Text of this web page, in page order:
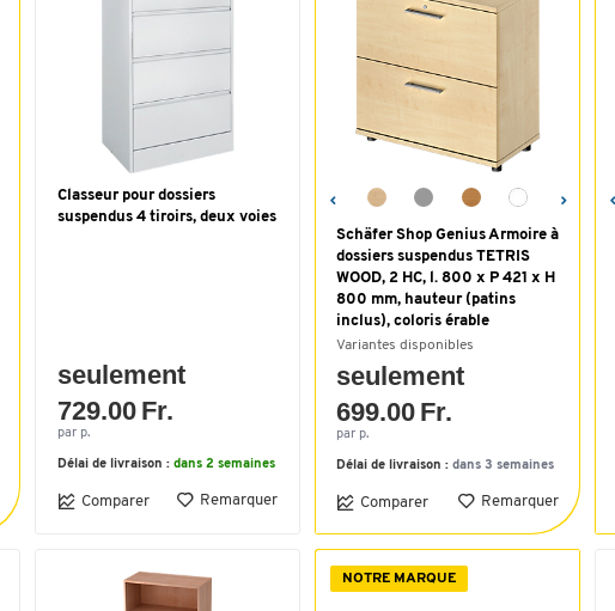
Classeur pour dossiers
suspendus 4 tiroirs, deux voies
seulement
729.00 Fr.
par p.
Délai de livraison : dans 2 semaines
Comparer Remarquer
Schäfer Shop Genius Armoire à
dossiers suspendus TETRIS
WOOD, 2 HC, l. 800 x P 421 x H
800 mm, hauteur (patins
inclus), coloris érable
Variantes disponibles
seulement
699.00 Fr.
par p.
Délai de livraison : dans 3 semaines
Comparer Remarquer
NOTRE MARQUE